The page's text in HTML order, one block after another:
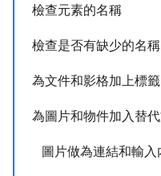
檢查元素的名稱
檢查是否有缺少的名稱
為文件和影格加上標籤
為圖片和物件加入替
圖片做為連結和輸入